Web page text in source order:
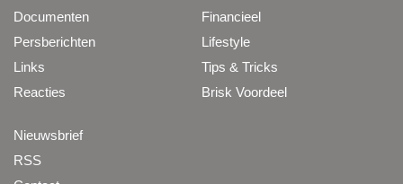
Documenten
Persberichten
Links
Reacties
Financieel
Lifestyle
Tips & Tricks
Brisk Voordeel
Nieuwsbrief
RSS